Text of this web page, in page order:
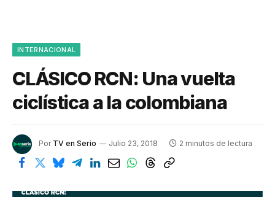
INTERNACIONAL
CLÁSICO RCN: Una vuelta
ciclística a la colombiana
Por TV en Serio Julio 23, 2018 2 minutos de lectura